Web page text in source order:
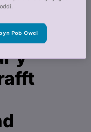
y
y
Pob Cwci